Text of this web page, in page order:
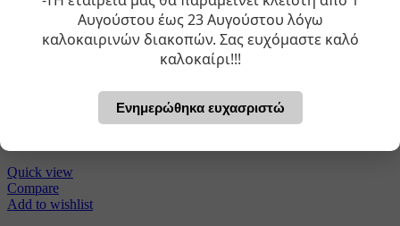
Quick view
Quick view
Compare
Add to wishlist
Αυγούστου έως 23 Αυγούστου λόγω
καλοκαιρινών διακοπών. Σας ευχόμαστε καλό
καλοκαίρι!!!
Ενημερώθηκα ευχασριστώ